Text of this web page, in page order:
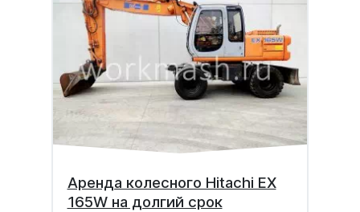
Аренда колесного Hitachi EX
165W на долгий срок